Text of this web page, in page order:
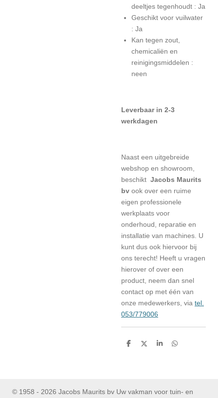
deeltjes tegenhoudt : Ja
Geschikt voor vuilwater
: Ja
Kan tegen zout,
chemicaliën en
reinigingsmiddelen :
neen
Leverbaar in 2-3
werkdagen
Naast een uitgebreide
webshop en showroom,
beschikt Jacobs Maurits
bv ook over een ruime
eigen professionele
werkplaats voor
onderhoud, reparatie en
installatie van machines. U
kunt dus ook hiervoor bij
ons terecht! Heeft u vragen
hierover of over een
product, neem dan snel
contact op met één van
onze medewerkers, via tel.
053/779006
D
D
S
D
© 1958 - 2026 Jacobs Maurits bv Uw vakman voor tuin- en